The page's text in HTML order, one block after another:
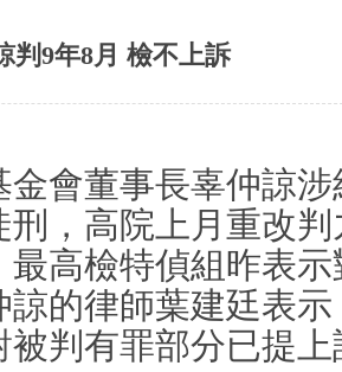
判9年8月 檢不上訴
金會董事長辜仲諒
刑，高院上月重改
最高檢特偵組昨表
諒的律師葉建廷表
被判有罪部分已提上